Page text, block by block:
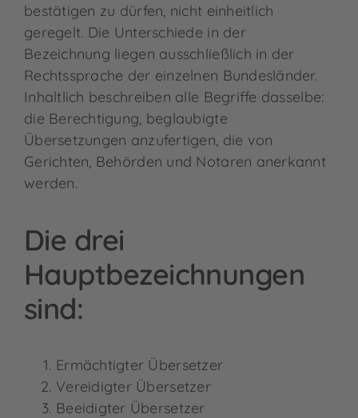
bestätigen zu dürfen, nicht einheitlich
geregelt. Die Unterschiede in der
Bezeichnung liegen ausschließlich in der
Rechtssprache der einzelnen Bundesländer.
Inhaltlich beschreiben alle Begriffe dasselbe:
die Berechtigung, beglaubigte
Übersetzungen anzufertigen, die von
Gerichten, Behörden und Notaren anerkannt
werden.
Die drei
Hauptbezeichnungen
sind:
Ermächtigter Übersetzer
Vereidigter Übersetzer
Beeidigter Übersetzer